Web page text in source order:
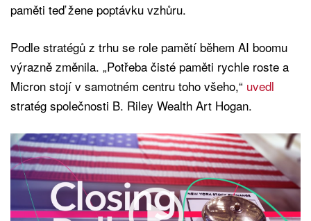
paměti teď žene poptávku vzhůru.
Podle stratégů z trhu se role pamětí během AI boomu
výrazně změnila. „Potřeba čisté paměti rychle roste a
Micron stojí v samotném centru toho všeho,“ uvedl
stratég společnosti B. Riley Wealth Art Hogan.